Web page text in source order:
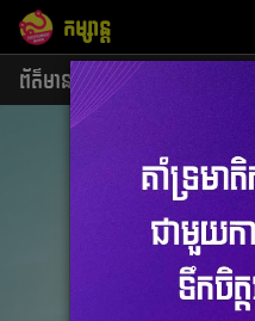
កម្សាន្ត
ព័ត៌មាន ជីវិតតារា